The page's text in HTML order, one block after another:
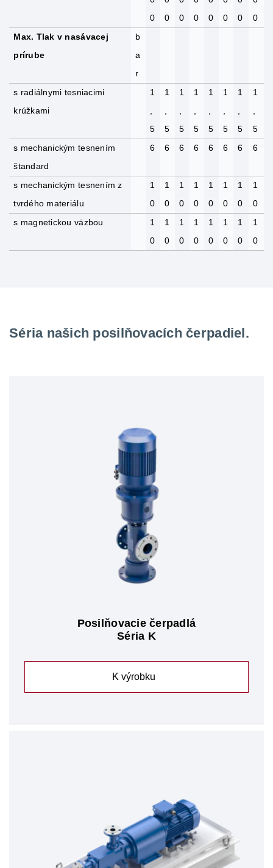
0
0
0
0
0
0
0
0
Max. Tlak v nasávacej
prírube
b
a
r
s radiálnymi tesniacimi
krúžkami
1
,
5
1
,
5
1
,
5
1
,
5
1
,
5
1
,
5
1
,
5
1
,
5
s mechanickým tesnením
štandard
6 6 6 6 6 6 6 6
s mechanickým tesnením z
tvrdého materiálu
1
0
1
0
1
0
1
0
1
0
1
0
1
0
1
0
s magnetickou väzbou
1
0
1
0
1
0
1
0
1
0
1
0
1
0
1
0
Séria našich posilňovacích čerpadiel.
Posilňovacie čerpadlá
Séria K
K výrobku